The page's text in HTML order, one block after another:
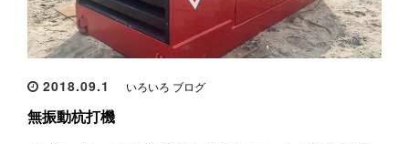
2018.09.1 いろいろ ブログ
無振動杭打機